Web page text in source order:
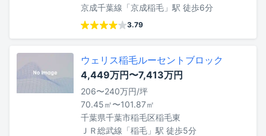
京成千葉線「京成稲毛」駅 徒歩6分
3.79
ウェリス稲毛ルーセントブロック
4,449万円〜7,413万円
206〜240万円/坪
70.45㎡〜101.87㎡
千葉県千葉市稲毛区稲毛東
ＪＲ総武線「稲毛」駅 徒歩5分